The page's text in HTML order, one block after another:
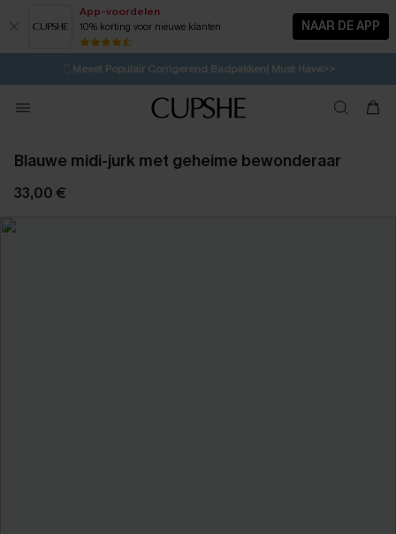
App-voordelen
10% korting voor nieuwe klanten NAAR DE APP
⚡️LAATSTE KANS | Tot 50% korting>>
🩱Meest Populair Corrigerend Badpakken| Must Have>>
💌Abonneer je & ontvang tot 15% korting>>
Koop 3, krijg 15% korting | CODE: SW15 1D:11H:20M:54S
Blauwe midi-jurk met geheime bewonderaar
33,00 €